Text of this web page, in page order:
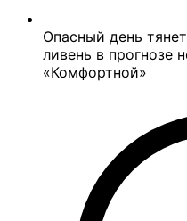
Опасный день
ливень в прогнозе
«Комфортной»